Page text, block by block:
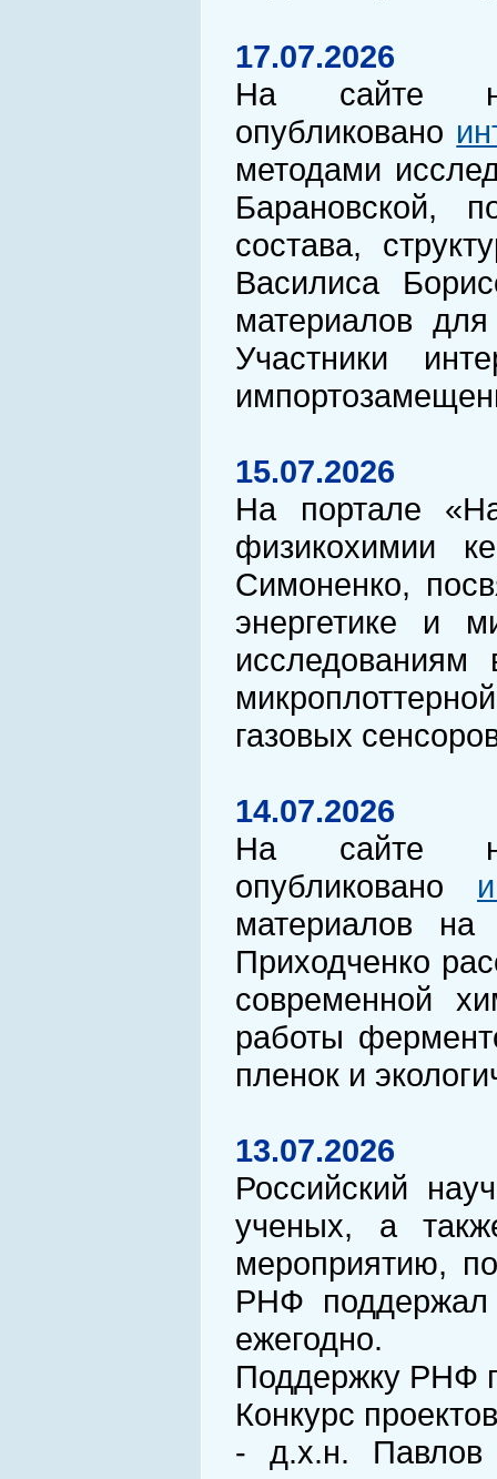
17.07.2026
На сайте
опубликовано
методами
Барановской,
состава,
Василиса
материалов
Участники
15.07.2026
На портале
физикохимии
Симоненко,
энергетике и
исследованиям
газовых
14.07.2026
На сайте
опубликовано
материалов
Приходченко
современной
работы
пленок и
13.07.2026
Российский
ученых, а
мероприятию,
РНФ поддержал
ежегодно.
Поддержку РНФ
Конкурс
- д.х.н. Павлов